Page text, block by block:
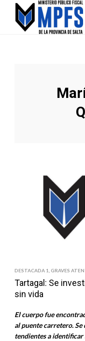
DESTACADA 1 GRAVES
Tartagal: Se
sin vida
El cuerpo fue
al puente carretero.
tendientes a identificar